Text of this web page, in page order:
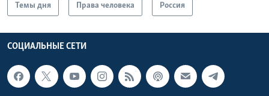
Темы дня Права человека Россия
СОЦИАЛЬНЫЕ СЕТИ